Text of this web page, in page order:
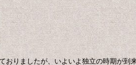
りましたが、いよいよ独立の時期が